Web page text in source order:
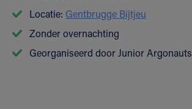
Locatie: Gentbrugge Bijtjeu
Zonder overnachting
Georganiseerd door Junior Argonauts